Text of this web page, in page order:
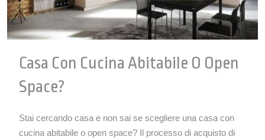
Casa Con Cucina Abitabile O Open
Space?
Stai cercando casa e non sai se scegliere una casa con
cucina abitabile o open space? Il processo di acquisto di